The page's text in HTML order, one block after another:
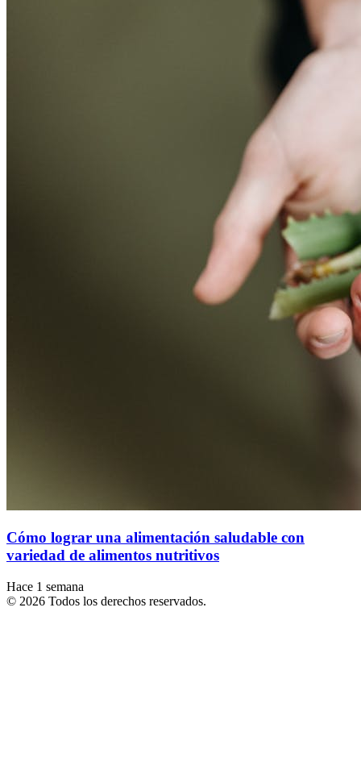
Cómo lograr una alimentación saludable con
variedad de alimentos nutritivos
Hace 1 semana
© 2026 Todos los derechos reservados.